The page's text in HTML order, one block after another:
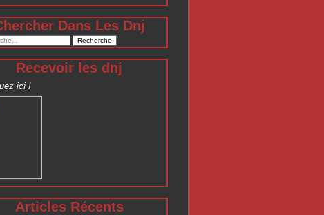
Dans Les Dnj
Recevoir les dnj
ici !
Articles Récents